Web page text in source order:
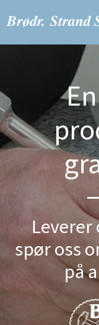
Leverer
spør oss
på